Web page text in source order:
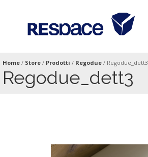
Home / Store / Prodotti / Regodue / Regodue_dett3
Regodue_dett3